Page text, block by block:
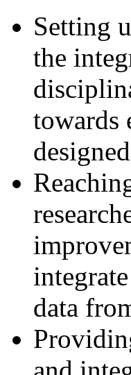
Setting
the
towards
data